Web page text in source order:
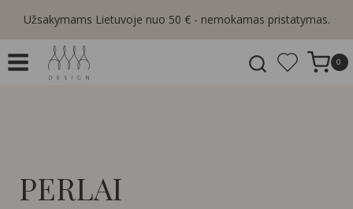
content
Užsakymams Lietuvoje nuo 50 € - nemokamas pristatymas.
0
PERLAI